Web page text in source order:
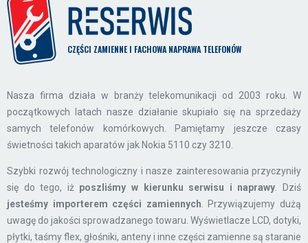
CZĘŚCI ZAMIENNE I FACHOWA NAPRAWA TELEFONÓW
Nasza firma działa w branży telekomunikacji od 2003 roku. W
początkowych latach nasze działanie skupiało się na sprzedaży
samych telefonów komórkowych. Pamiętamy jeszcze czasy
świetności takich aparatów jak Nokia 5110 czy 3210.
Szybki rozwój technologiczny i nasze zainteresowania przyczyniły
się do tego, iżposzliśmy w kierunku serwisu i naprawy . Dziś
jesteśmy importerem części zamiennych . Przywiązujemy dużą
uwagę do jakości sprowadzanego towaru. Wyświetlacze LCD, dotyki,
płytki, taśmy flex, głośniki, anteny i inne części zamienne są staranie